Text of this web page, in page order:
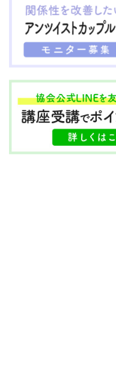
ャパンのウェブショ ...